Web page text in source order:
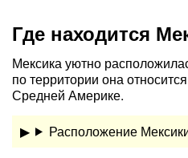
Где находится
Мексика уютно
по территории она
Средней Америке.
Расположение